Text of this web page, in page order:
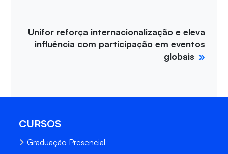
Unifor reforça internacionalização e eleva
influência com participação em eventos
globais
CURSOS
Graduação Presencial